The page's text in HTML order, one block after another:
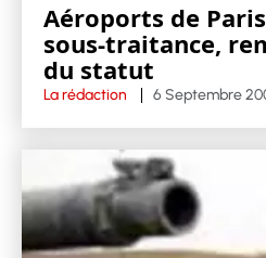
Aéroports de
sous-traitance,
du statut
La rédaction 6 Septembre